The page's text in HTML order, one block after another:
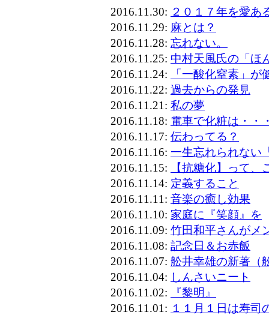
2016.11.30: ２０１７年を愛あ
2016.11.29: 麻とは？
2016.11.28: 忘れない。
2016.11.25: 中村天風氏の「ほ
2016.11.24:
「一酸化窒素」が
2016.11.22: 過去からの発見
2016.11.21: 私の夢
2016.11.18: 電車で化粧は・・
2016.11.17: 伝わってる？
2016.11.16: 一生忘れられない
2016.11.15:
【抗糖化】って、
2016.11.14: 定義すること
2016.11.11: 音楽の癒し効果
2016.11.10: 家庭に『笑顔』を
2016.11.09: 竹田和平さんがメ
2016.11.08: 記念日＆お赤飯
2016.11.07: 舩井幸雄の新著（
2016.11.04: しんさいニート
2016.11.02:
『黎明』
2016.11.01: １１月１日は寿司